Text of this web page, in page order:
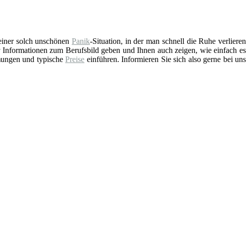
solch unschönenPanik-Situation, in der man schnell die Ruhe verlieren
zum Berufsbild geben und Ihnen auch zeigen, wie einfach es
und typischePreise einführen. Informieren Sie sich also gerne bei uns